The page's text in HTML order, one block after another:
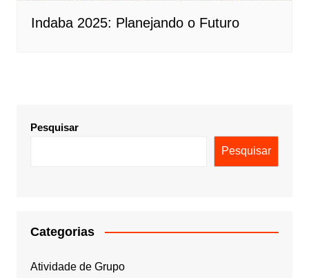
Indaba 2025: Planejando o Futuro
Pesquisar
Pesquisar
Categorias
Atividade de Grupo